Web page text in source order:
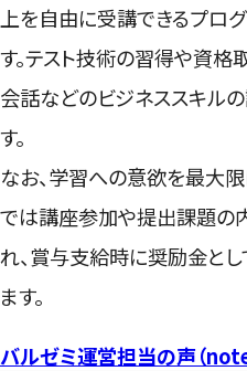
上を自由に受講できるプロ
す。テスト技術の習得や資格
会話などのビジネススキル
す。
なお、学習への意欲を最大
では講座参加や提出課題の
れ、賞与支給時に奨励金と
ます。
バルゼミ運営担当の声（note